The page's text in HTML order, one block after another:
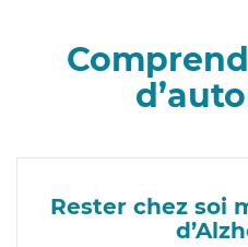
Rester chez soi